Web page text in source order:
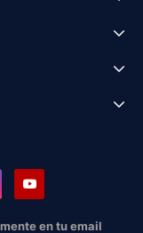
en tu email